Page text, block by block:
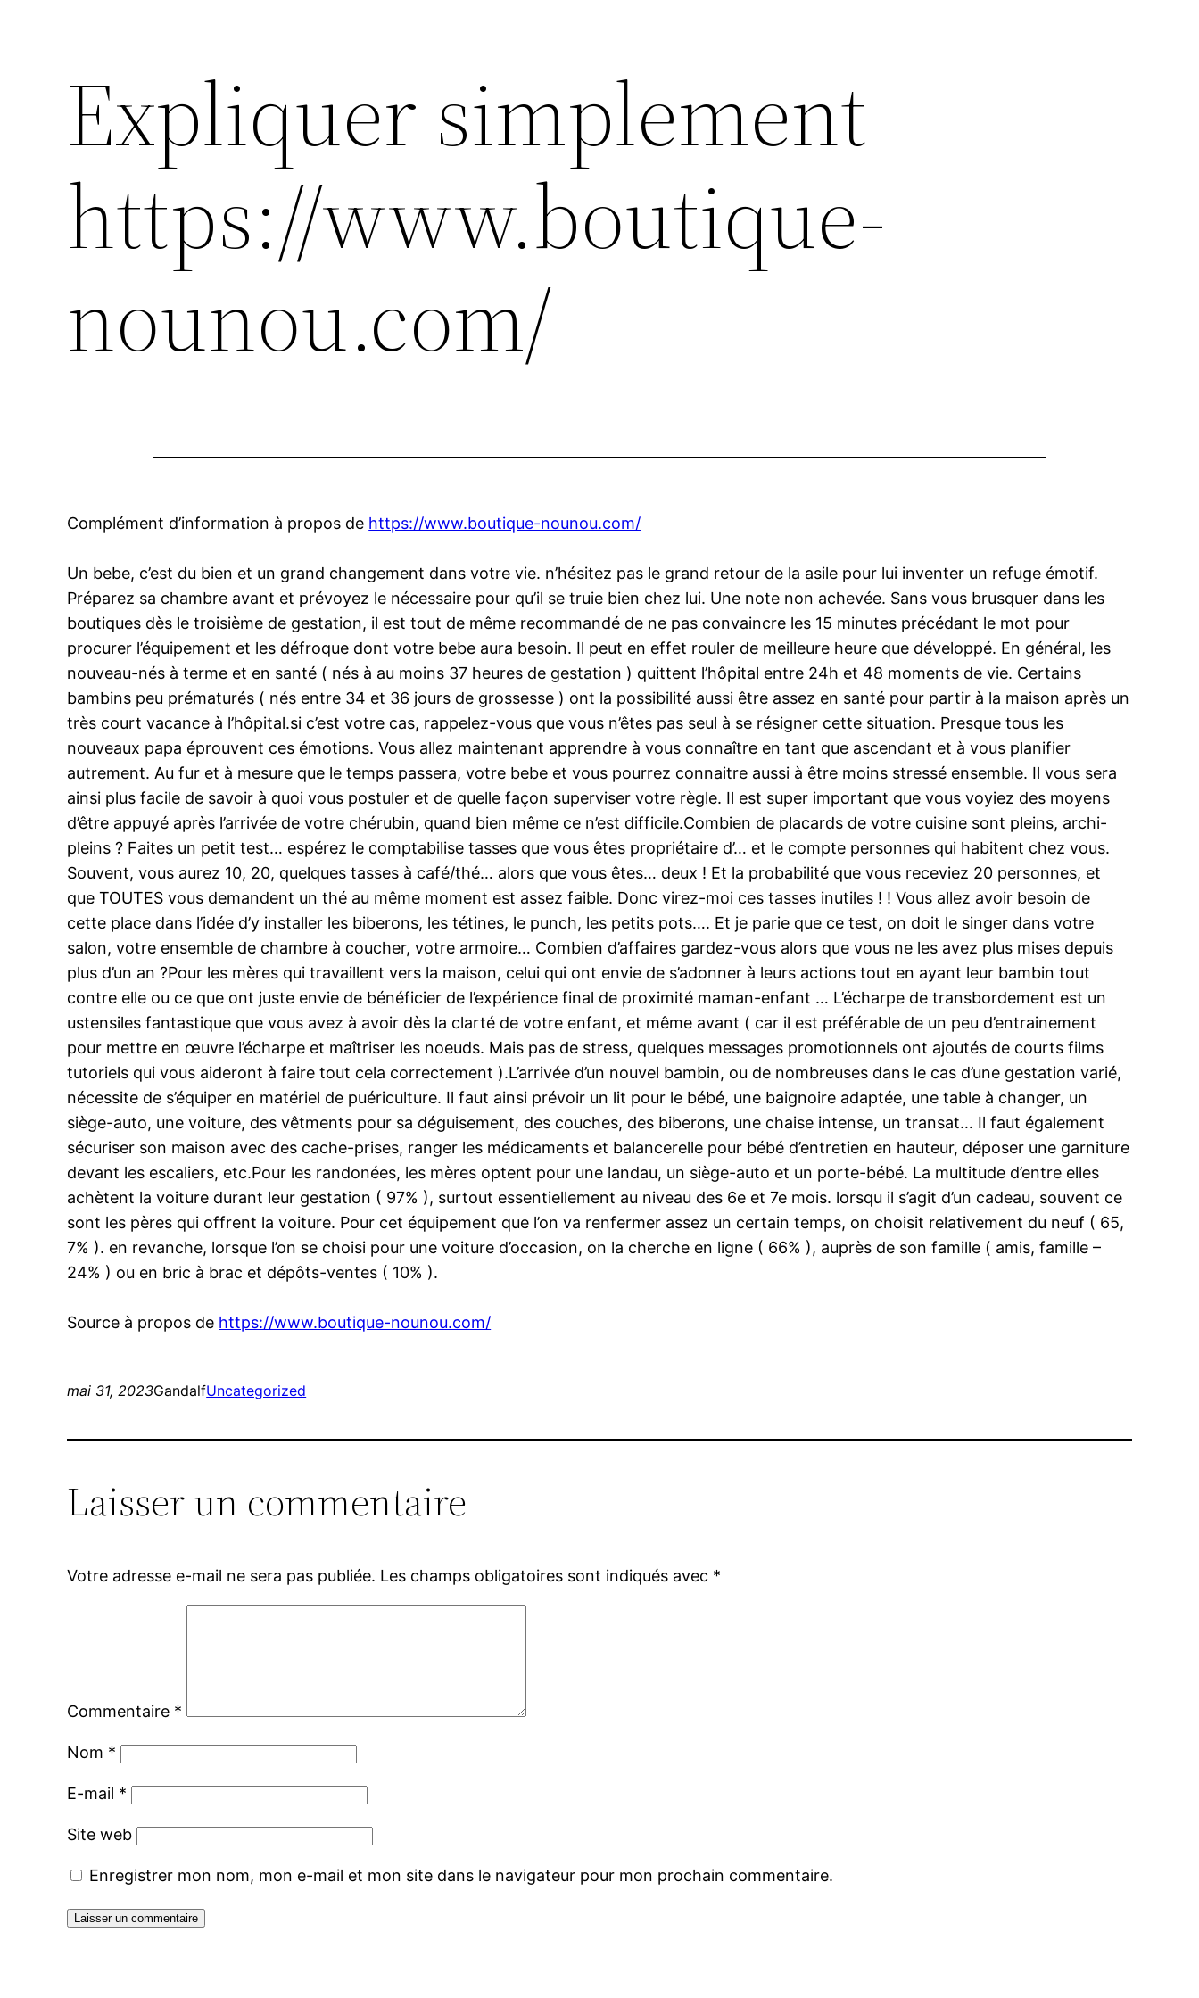
Expliquer simplement
https://www.boutique-
nounou.com/
Complément d’information à propos de https://www.boutique-nounou.com/
Un bebe, c’est du bien et un grand changement dans votre vie. n’hésitez pas le grand retour de la asile pour lui inventer un refuge émotif.
Préparez sa chambre avant et prévoyez le nécessaire pour qu’il se truie bien chez lui. Une note non achevée. Sans vous brusquer dans les
boutiques dès le troisième de gestation, il est tout de même recommandé de ne pas convaincre les 15 minutes précédant le mot pour
procurer l’équipement et les défroque dont votre bebe aura besoin. Il peut en effet rouler de meilleure heure que développé. En général, les
nouveau-nés à terme et en santé ( nés à au moins 37 heures de gestation ) quittent l’hôpital entre 24h et 48 moments de vie. Certains
bambins peu prématurés ( nés entre 34 et 36 jours de grossesse ) ont la possibilité aussi être assez en santé pour partir à la maison après un
très court vacance à l’hôpital.si c’est votre cas, rappelez-vous que vous n’êtes pas seul à se résigner cette situation. Presque tous les
nouveaux papa éprouvent ces émotions. Vous allez maintenant apprendre à vous connaître en tant que ascendant et à vous planifier
autrement. Au fur et à mesure que le temps passera, votre bebe et vous pourrez connaitre aussi à être moins stressé ensemble. Il vous sera
ainsi plus facile de savoir à quoi vous postuler et de quelle façon superviser votre règle. Il est super important que vous voyiez des moyens
d’être appuyé après l’arrivée de votre chérubin, quand bien même ce n’est difficile.Combien de placards de votre cuisine sont pleins, archi-
pleins ? Faites un petit test… espérez le comptabilise tasses que vous êtes propriétaire d’… et le compte personnes qui habitent chez vous.
Souvent, vous aurez 10, 20, quelques tasses à café/thé… alors que vous êtes… deux ! Et la probabilité que vous receviez 20 personnes, et
que TOUTES vous demandent un thé au même moment est assez faible. Donc virez-moi ces tasses inutiles ! ! Vous allez avoir besoin de
cette place dans l’idée d’y installer les biberons, les tétines, le punch, les petits pots…. Et je parie que ce test, on doit le singer dans votre
salon, votre ensemble de chambre à coucher, votre armoire… Combien d’affaires gardez-vous alors que vous ne les avez plus mises depuis
plus d’un an ?Pour les mères qui travaillent vers la maison, celui qui ont envie de s’adonner à leurs actions tout en ayant leur bambin tout
contre elle ou ce que ont juste envie de bénéficier de l’expérience final de proximité maman-enfant … L’écharpe de transbordement est un
ustensiles fantastique que vous avez à avoir dès la clarté de votre enfant, et même avant ( car il est préférable de un peu d’entrainement
pour mettre en œuvre l’écharpe et maîtriser les noeuds. Mais pas de stress, quelques messages promotionnels ont ajoutés de courts films
tutoriels qui vous aideront à faire tout cela correctement ).L’arrivée d’un nouvel bambin, ou de nombreuses dans le cas d’une gestation varié,
nécessite de s’équiper en matériel de puériculture. Il faut ainsi prévoir un lit pour le bébé, une baignoire adaptée, une table à changer, un
siège-auto, une voiture, des vêtments pour sa déguisement, des couches, des biberons, une chaise intense, un transat… Il faut également
sécuriser son maison avec des cache-prises, ranger les médicaments et balancerelle pour bébé d’entretien en hauteur, déposer une garniture
devant les escaliers, etc.Pour les randonées, les mères optent pour une landau, un siège-auto et un porte-bébé. La multitude d’entre elles
achètent la voiture durant leur gestation ( 97% ), surtout essentiellement au niveau des 6e et 7e mois. lorsqu il s’agit d’un cadeau, souvent ce
sont les pères qui offrent la voiture. Pour cet équipement que l’on va renfermer assez un certain temps, on choisit relativement du neuf ( 65,
7% ). en revanche, lorsque l’on se choisi pour une voiture d’occasion, on la cherche en ligne ( 66% ), auprès de son famille ( amis, famille –
24% ) ou en bric à brac et dépôts-ventes ( 10% ).
Source à propos de https://www.boutique-nounou.com/
mai 31, 2023GandalfUncategorized
Laisser un commentaire
Votre adresse e-mail ne sera pas publiée. Les champs obligatoires sont indiqués avec *
Commentaire *
Nom *
E-mail *
Site web
Enregistrer mon nom, mon e-mail et mon site dans le navigateur pour mon prochain commentaire.